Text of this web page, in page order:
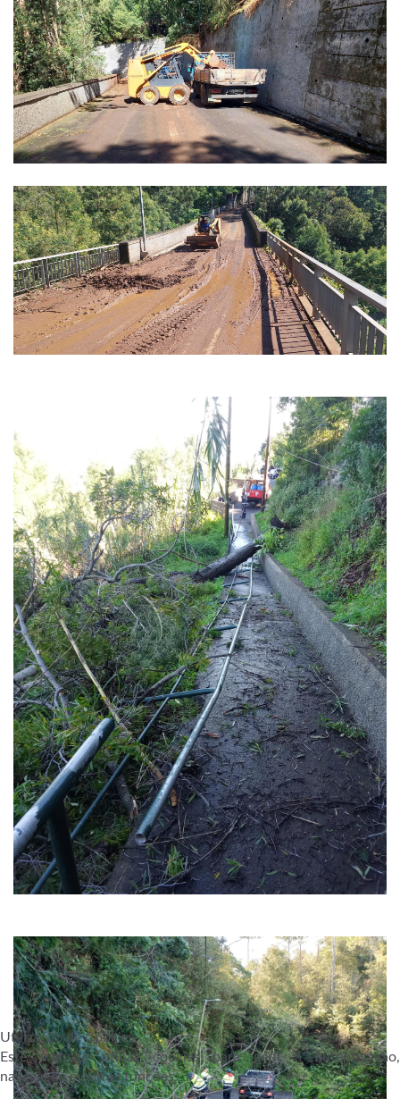
Utilização de Cookies
Este website utiliza cookies para gerir a autenticação,
navegação e outras funções.